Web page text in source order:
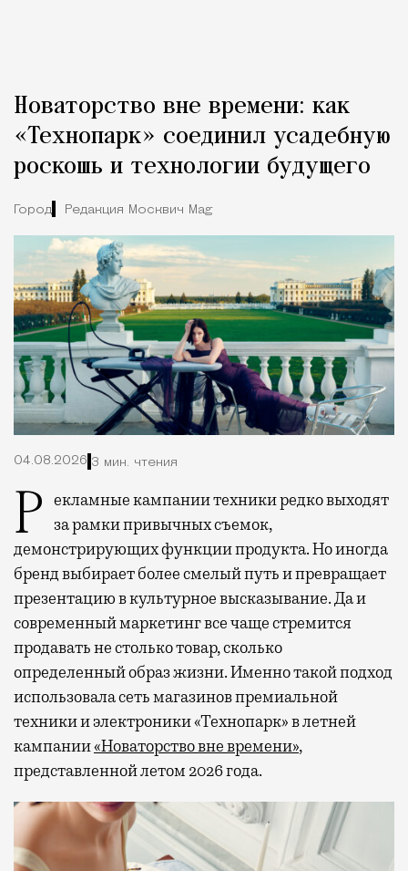
Новаторство вне времени: как
«Технопарк» соединил усадебную
роскошь и технологии будущего
Город Редакция Москвич Mag
04.08.2026 3 мин. чтения
Рекламные кампании техники редко выходят
за рамки привычных съемок,
демонстрирующих функции продукта. Но иногда
бренд выбирает более смелый путь и превращает
презентацию в культурное высказывание. Да и
современный маркетинг все чаще стремится
продавать не столько товар, сколько
определенный образ жизни. Именно такой подход
использовала сеть магазинов премиальной
техники и электроники «Технопарк» в летней
кампании«Новаторство вне времени»,
представленной летом 2026 года.